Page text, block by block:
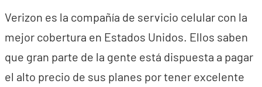
Verizon es la compañía de servicio celular con la
mejor cobertura en Estados Unidos. Ellos saben
que gran parte de la gente está dispuesta a pagar
el alto precio de sus planes por tener excelente